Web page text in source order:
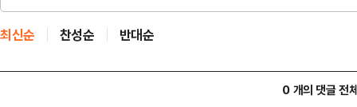
최신순 찬성순 반대순
0 개의 댓글 전